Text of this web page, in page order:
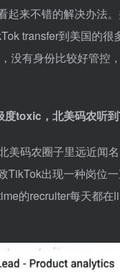
起来不错的解决办法
transfer到美国的很
没有身份比较好管控
度toxic，北美码农听
美码农圈子里远近闻
TikTok出现一种岗位
的recruiter每天都在